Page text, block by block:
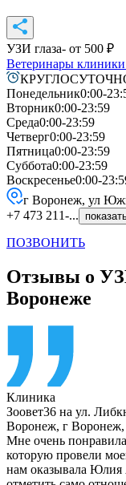
УЗИ глаза- от 500 ₽
Ветеринары клиники
Понедельник0:00-
Вторник0:00-23:59
Среда0:00-23:59
Четверг0:00-23:59
Пятница0:00-23:59
Суббота0:00-23:59
Воскресенье0:00-
г Воронеж, ул
+7 473 211-...
ПОЗВОНИТЬ
Отзывы о
Воронеже
Клиника
Зоовет36 на ул.
Воронеж, г Воронеж,
Мне очень
которую провели
нам оказывала Юлия